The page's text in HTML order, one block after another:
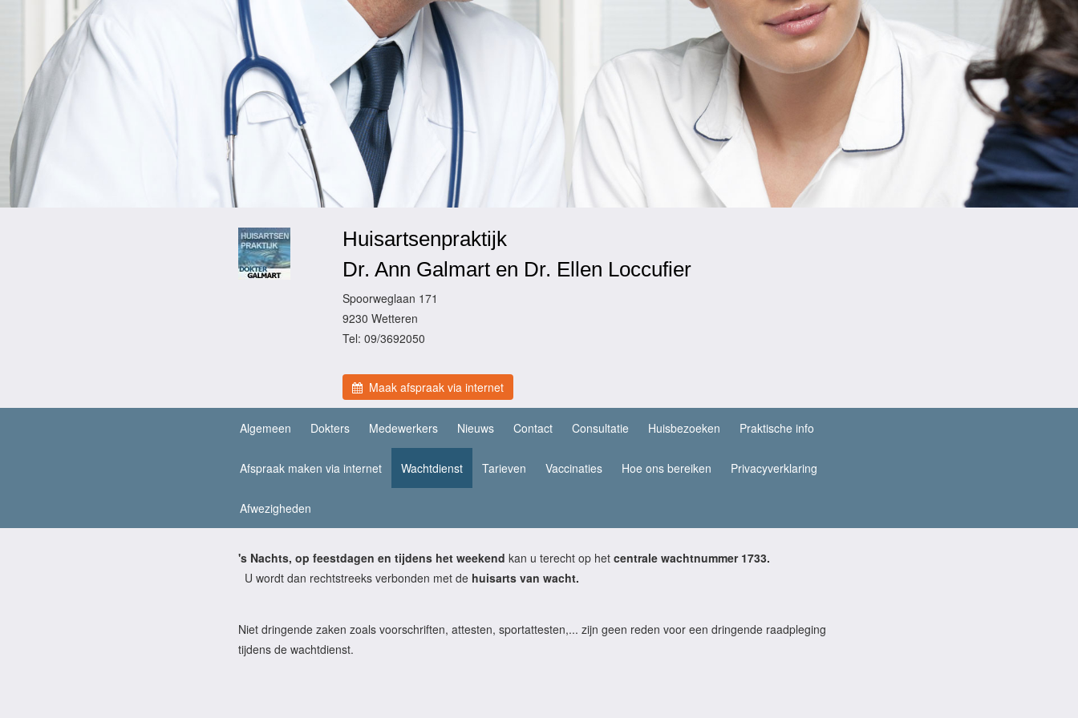
Huisartsenpraktijk
Dr. Ann Galmart en Dr. Ellen Loccufier
Spoorweglaan 171
9230 Wetteren
Tel: 09/3692050
Maak afspraak via internet
Algemeen Dokters Medewerkers Nieuws Contact Consultatie Huisbezoeken Praktische info
Afspraak maken via internet Wachtdienst Tarieven Vaccinaties Hoe ons bereiken Privacyverklaring
Afwezigheden
's Nachts, op feestdagen en tijdens het weekend kan u terecht op het centrale wachtnummer 1733.
U wordt dan rechtstreeks verbonden met de huisarts van wacht.
Niet dringende zaken zoals voorschriften, attesten, sportattesten,... zijn geen reden voor een dringende raadpleging
tijdens de wachtdienst.